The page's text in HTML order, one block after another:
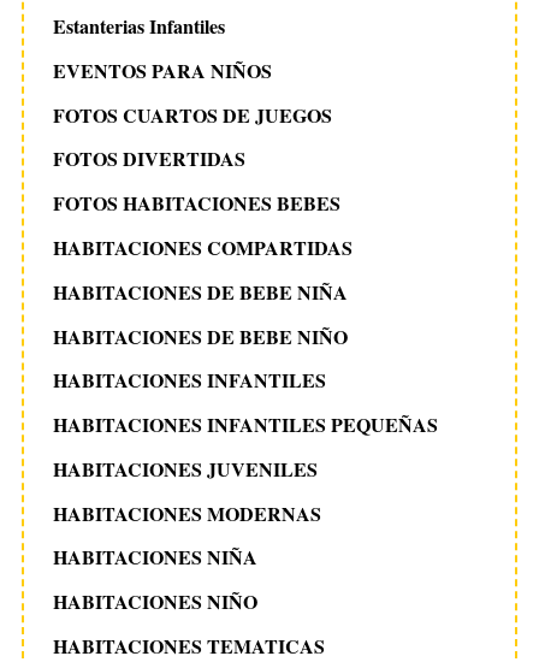
Estanterias Infantiles
EVENTOS PARA NIÑOS
FOTOS CUARTOS DE JUEGOS
FOTOS DIVERTIDAS
FOTOS HABITACIONES BEBES
HABITACIONES COMPARTIDAS
HABITACIONES DE BEBE NIÑA
HABITACIONES DE BEBE NIÑO
HABITACIONES INFANTILES
HABITACIONES INFANTILES PEQUEÑAS
HABITACIONES JUVENILES
HABITACIONES MODERNAS
HABITACIONES NIÑA
HABITACIONES NIÑO
HABITACIONES TEMATICAS